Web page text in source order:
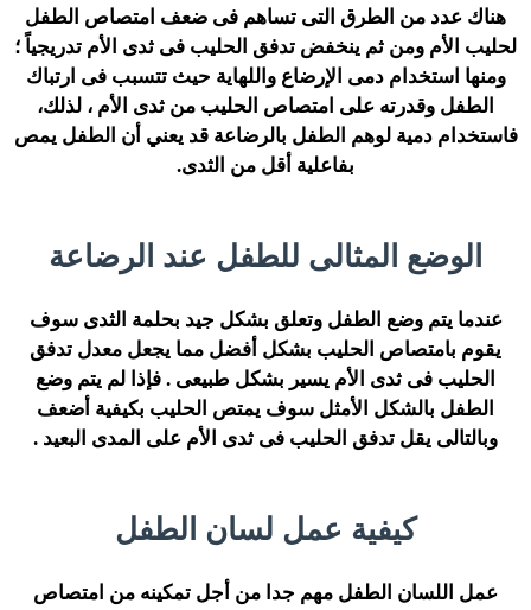
هناك عدد من الطرق التى تساهم فى ضعف امتصاص الطفل
لحليب الأم ومن ثم ينخفض تدفق الحليب فى ثدى الأم تدريجياً ؛
ومنها استخدام دمى الإرضاع واللهاية حيث تتسبب فى ارتباك
الطفل وقدرته على امتصاص الحليب من ثدى الأم ، لذلك،
فاستخدام دمية لوهم الطفل بالرضاعة قد يعني أن الطفل يمص
بفاعلية أقل من الثدى.
الوضع المثالى للطفل عند الرضاعة
عندما يتم وضع الطفل وتعلق بشكل جيد بحلمة الثدى سوف
يقوم بامتصاص الحليب بشكل أفضل مما يجعل معدل تدفق
الحليب فى ثدى الأم يسير بشكل طبيعى . فإذا لم يتم وضع
الطفل بالشكل الأمثل سوف يمتص الحليب بكيفية أضعف
وبالتالى يقل تدفق الحليب فى ثدى الأم على المدى البعيد .
كيفية عمل لسان الطفل
عمل اللسان الطفل مهم جدا من أجل تمكينه من امتصاص